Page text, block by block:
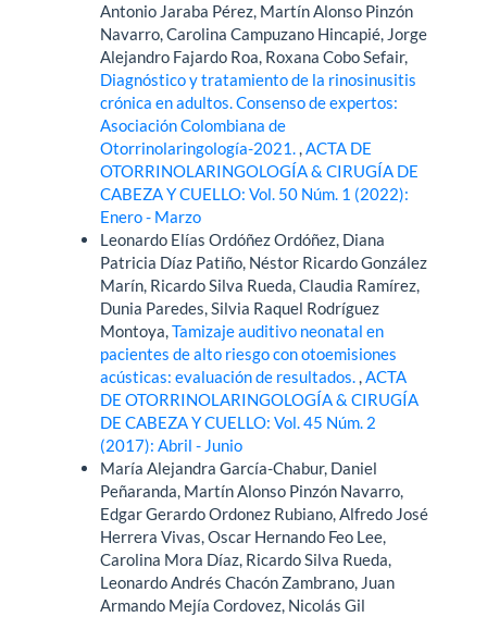
Antonio Jaraba Pérez, Martín Alonso Pinzón
Navarro, Carolina Campuzano Hincapié, Jorge
Alejandro Fajardo Roa, Roxana Cobo Sefair,
Diagnóstico y tratamiento de la rinosinusitis
crónica en adultos. Consenso de expertos:
Asociación Colombiana de
Otorrinolaringología-2021.,ACTA DE
OTORRINOLARINGOLOGÍA & CIRUGÍA DE
CABEZA Y CUELLO: Vol. 50 Núm. 1 (2022):
Enero - Marzo
Leonardo Elías Ordóñez Ordóñez, Diana
Patricia Díaz Patiño, Néstor Ricardo González
Marín, Ricardo Silva Rueda, Claudia Ramírez,
Dunia Paredes, Silvia Raquel Rodríguez
Montoya,Tamizaje auditivo neonatal en
pacientes de alto riesgo con otoemisiones
acústicas: evaluación de resultados.,ACTA
DE OTORRINOLARINGOLOGÍA & CIRUGÍA
DE CABEZA Y CUELLO: Vol. 45 Núm. 2
(2017): Abril - Junio
María Alejandra García-Chabur, Daniel
Peñaranda, Martín Alonso Pinzón Navarro,
Edgar Gerardo Ordonez Rubiano, Alfredo José
Herrera Vivas, Oscar Hernando Feo Lee,
Carolina Mora Díaz, Ricardo Silva Rueda,
Leonardo Andrés Chacón Zambrano, Juan
Armando Mejía Cordovez, Nicolás Gil